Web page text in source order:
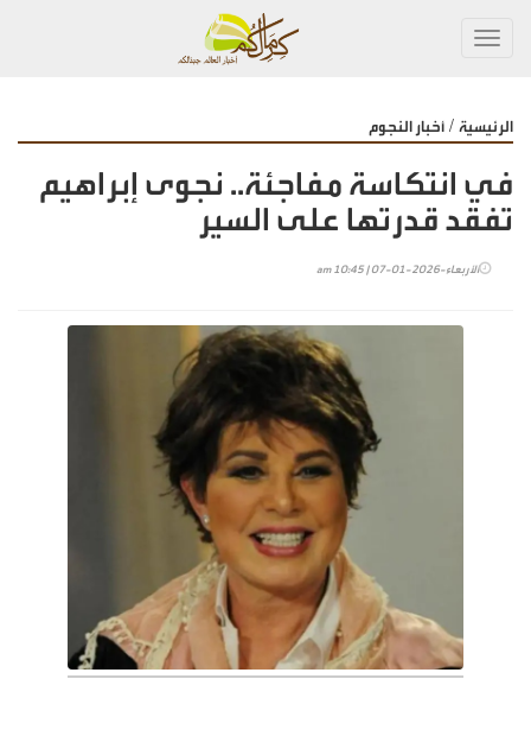
الرئيسية / أخبار النجوم
في انتكاسة مفاجئة.. نجوى إبراهيم
تفقد قدرتها على السير
الأربعاء-2026-01-07 | 10:45 am